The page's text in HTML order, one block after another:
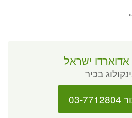
אדוארדו ישראל
בכיר